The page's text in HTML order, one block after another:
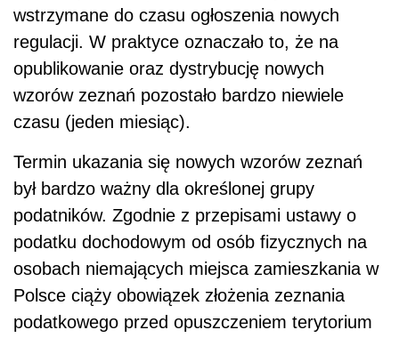
wstrzymane do czasu ogłoszenia nowych
regulacji. W praktyce oznaczało to, że na
opublikowanie oraz dystrybucję nowych
wzorów zeznań pozostało bardzo niewiele
czasu (jeden miesiąc).
Termin ukazania się nowych wzorów zeznań
był bardzo ważny dla określonej grupy
podatników. Zgodnie z przepisami ustawy o
podatku dochodowym od osób fizycznych na
osobach niemających miejsca zamieszkania w
Polsce ciąży obowiązek złożenia zeznania
podatkowego przed opuszczeniem terytorium